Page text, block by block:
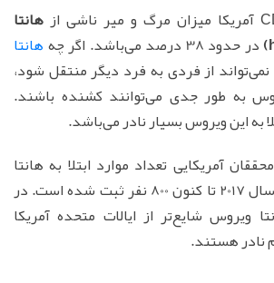
هانتا
در حدود 38 درصد می‌باشد. اگر چه
هانتا
از فردی به فرد دیگر منتقل شود،
به طور جدی می‌توانند کشنده باشند.
به این ویروس بسیار نادر می‌باشد.
آمریکایی تعداد موارد ابتلا به هانتا
ویروس در آمریکا از سال 2017 تا کنون 800 نفر ثبت شده است. در
ویروس شایع‌تر از ایالات متحده آمریکا
نادر هستند.